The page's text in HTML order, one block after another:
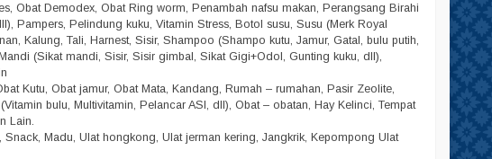
Obat Demodex, Obat Ring worm, Penambah nafsu makan, Perangsang Birahi
Pampers, Pelindung kuku, Vitamin Stress, Botol susu, Susu (Merk Royal
Kalung, Tali, Harnest, Sisir, Shampoo (Shampo kutu, Jamur, Gatal, bulu putih,
(Sikat mandi, Sisir, Sisir gimbal, Sikat Gigi+Odol, Gunting kuku, dll),
Kutu, Obat jamur, Obat Mata, Kandang, Rumah – rumahan, Pasir Zeolite,
bulu, Multivitamin, Pelancar ASI, dll), Obat – obatan, Hay Kelinci, Tempat
Lain.
Madu, Ulat hongkong, Ulat jerman kering, Jangkrik, Kepompong Ulat